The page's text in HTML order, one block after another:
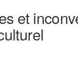
et